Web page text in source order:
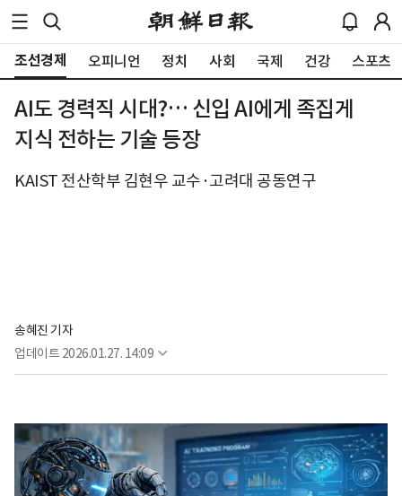
조선경제 오피니언 정치 사회 국제 건강 스포츠
AI도 경력직 시대?… 신입 AI에게 족집게
지식 전하는 기술 등장
KAIST 전산학부 김현우 교수·고려대 공동연구
송혜진 기자
업데이트 2026.01.27. 14:09